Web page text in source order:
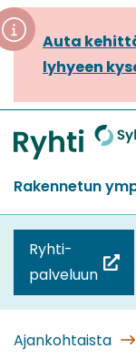
Siirry
sisältöön
Auta
lyhyeen
Etusivu
Rakennetun
Ryhti-
palveluun
(siirryt
toiseen
Ajankohtaista